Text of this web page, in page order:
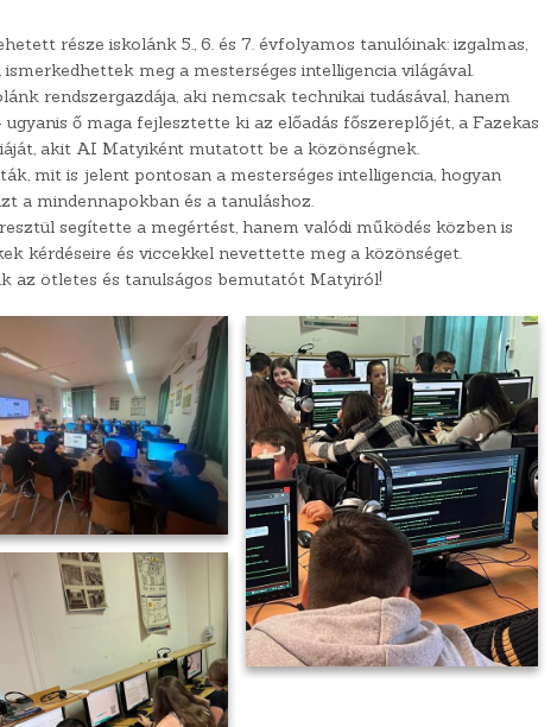
része iskolánk 5., 6. és 7. évfolyamos tanulóinak: izgalmas,
meg a mesterséges intelligencia világával.
rendszergazdája, aki nemcsak technikai tudásával, hanem
ő maga fejlesztette ki az előadás főszereplőjét, a Fazekas
akit AI Matyiként mutatott be a közönségnek.
mit is jelent pontosan a mesterséges intelligencia, hogyan
a mindennapokban és a tanuláshoz.
segítette a megértést, hanem valódi működés közben is
kérdéseire és viccekkel nevettette meg a közönséget.
az ötletes és tanulságos bemutatót Matyiról!